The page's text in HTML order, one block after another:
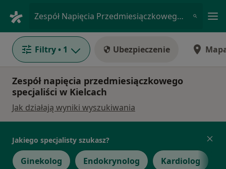
Zespół Napięcia Przedmiesiączkowego • Kielce, świętokrzyskie
Filtry • 1 Ubezpieczenie
Zespół napięcia przedmiesiączkowego
specjaliści w Kielcach
Jak działają wyniki wyszukiwania
Jakiego specjalisty szukasz?
Ginekolog Endokrynolog Kardiolog